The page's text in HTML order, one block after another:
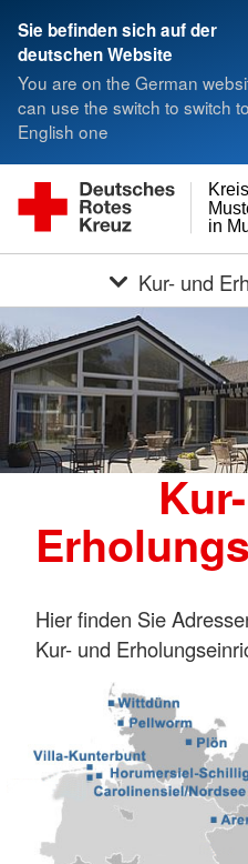
Sie befinden sich auf der
deutschen Website
You are on the German
can use the switch to switch
English one
in
Kur- und
Hier finden Sie
Kur- und